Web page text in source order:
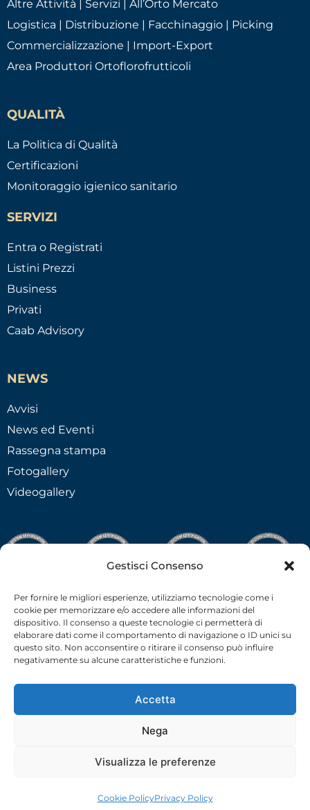
Gestisci Consenso
Per fornire le migliori esperienze, utilizziamo tecnologie come i
cookie per memorizzare e/o accedere alle informazioni del
dispositivo. Il consenso a queste tecnologie ci permetterà di
elaborare dati come il comportamento di navigazione o ID unici su
questo sito. Non acconsentire o ritirare il consenso può influire
negativamente su alcune caratteristiche e funzioni.
Accetta
Nega
Visualizza le preferenze
Cookie PolicyPrivacy Policy
Altre Attività | Servizi | All’Orto Mercato
Logistica | Distribuzione | Facchinaggio | Picking
Commercializzazione | Import-Export
Area Produttori Ortoflorofrutticoli
QUALITÀ
La Politica di Qualità
Certificazioni
Monitoraggio igienico sanitario
SERVIZI
Entra o Registrati
Listini Prezzi
Business
Privati
Caab Advisory
NEWS
Avvisi
News ed Eventi
Rassegna stampa
Fotogallery
Videogallery
C.F.-P.I. 02538910379 all rights reserved © –
Privacy Policy– Cookie Policy